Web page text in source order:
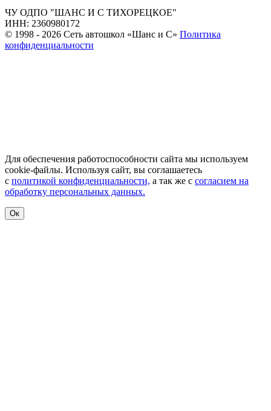
ЧУ ОДПО "ШАНС И С ТИХОРЕЦКОЕ"
ИНН: 2360980172
© 1998 - 2026 Сеть автошкол «Шанс и С» Политика
конфиденциальности
Для обеспечения работоспособности сайта мы используем
cookie-файлы. Используя сайт, вы соглашаетесь
с политикой конфиденциальности, а так же с согласием на
обработку персональных данных.
Ок